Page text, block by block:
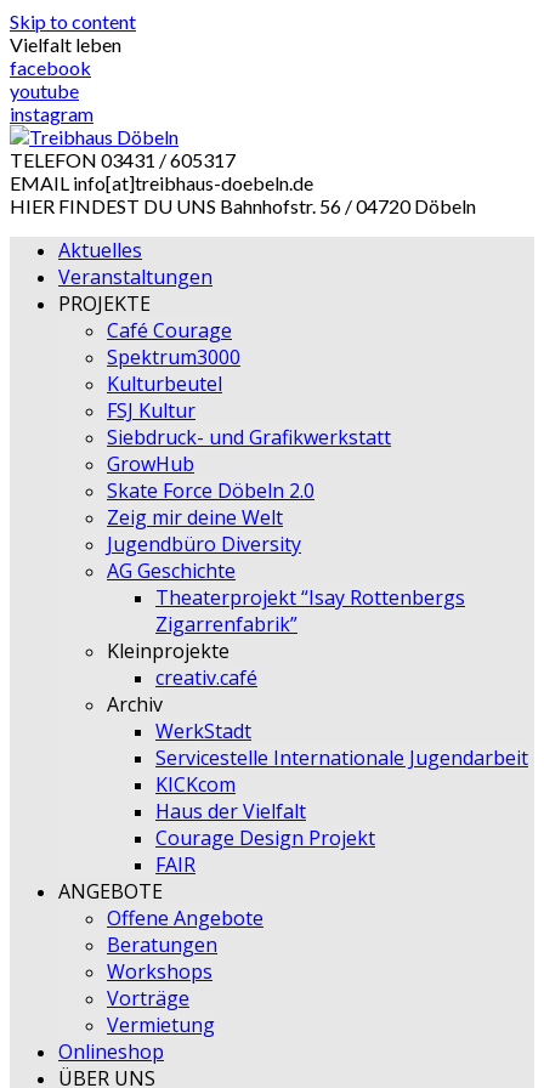
Skip to content
Vielfalt leben
facebook
youtube
instagram
TELEFON 03431 / 605317
EMAIL info[at]treibhaus-doebeln.de
HIER FINDEST DU UNS Bahnhofstr. 56 / 04720 Döbeln
Aktuelles
Veranstaltungen
PROJEKTE
Café Courage
Spektrum3000
Kulturbeutel
FSJ Kultur
Siebdruck- und Grafikwerkstatt
GrowHub
Skate Force Döbeln 2.0
Zeig mir deine Welt
Jugendbüro Diversity
AG Geschichte
Theaterprojekt “Isay Rottenbergs
Zigarrenfabrik”
Kleinprojekte
creativ.café
Archiv
WerkStadt
Servicestelle Internationale Jugendarbeit
KICKcom
Haus der Vielfalt
Courage Design Projekt
FAIR
ANGEBOTE
Offene Angebote
Beratungen
Workshops
Vorträge
Vermietung
Onlineshop
ÜBER UNS